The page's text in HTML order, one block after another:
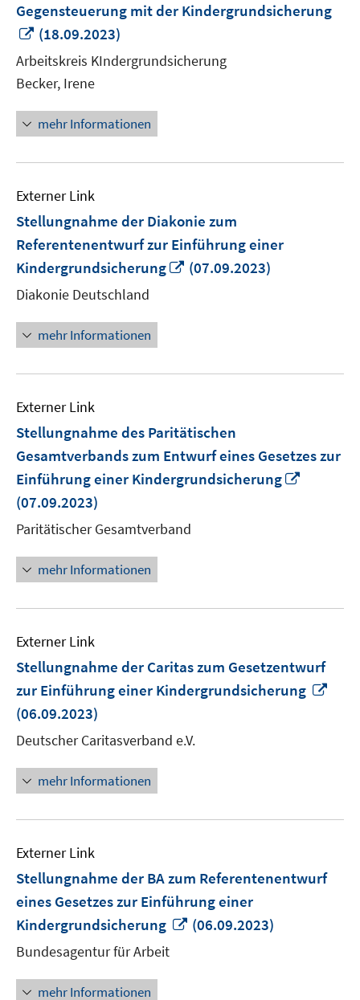
Gegensteuerung mit der Kindergrundsicherung
In
neuem
Fenster
öffnen
(18.09.2023)
Arbeitskreis KIndergrundsicherung
Becker, Irene
mehr Informationen
Externer Link
Stellungnahme der Diakonie zum
Referentenentwurf zur Einführung einer
Kindergrundsicherung
In
(07.09.2023)
Diakonie Deutschland
mehr Informationen
Externer Link
Stellungnahme des Paritätischen
Gesamtverbands zum Entwurf eines Gesetzes zur
Einführung einer Kindergrundsicherung
(07.09.2023)
Paritätischer Gesamtverband
mehr Informationen
Externer Link
Stellungnahme der Caritas zum Gesetzentwurf
zur Einführung einer Kindergrundsicherung
(06.09.2023)
Deutscher Caritasverband e.V.
mehr Informationen
Externer Link
Stellungnahme der BA zum Referentenentwurf
eines Gesetzes zur Einführung einer
Kindergrundsicherung
In
(06.09.2023)
Bundesagentur für Arbeit
mehr Informationen